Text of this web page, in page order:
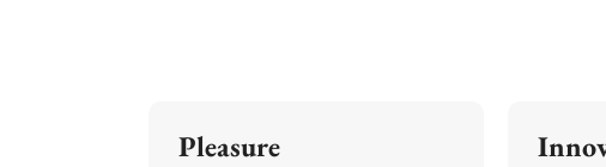
Pleasure